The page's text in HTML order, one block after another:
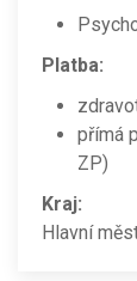
Platba:
přímá
ZP)
Kraj:
Hlavní